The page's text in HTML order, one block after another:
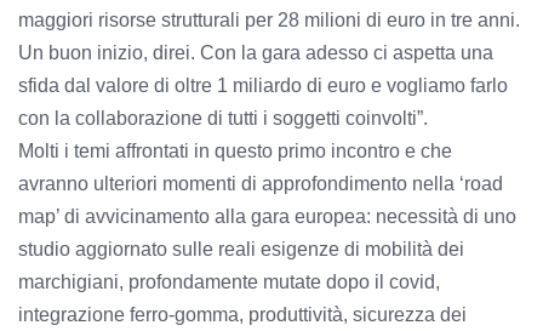
maggiori risorse strutturali per 28 milioni di euro in tre anni.
Un buon inizio, direi. Con la gara adesso ci aspetta una
sfida dal valore di oltre 1 miliardo di euro e vogliamo farlo
con la collaborazione di tutti i soggetti coinvolti”.
Molti i temi affrontati in questo primo incontro e che
avranno ulteriori momenti di approfondimento nella ‘road
map’ di avvicinamento alla gara europea: necessità di uno
studio aggiornato sulle reali esigenze di mobilità dei
marchigiani, profondamente mutate dopo il covid,
integrazione ferro-gomma, produttività, sicurezza dei